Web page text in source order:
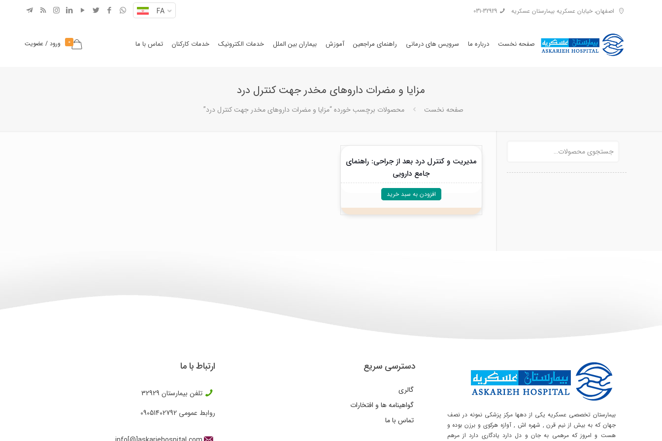
اصفهان، خیابان عسکریه بیمارستان عسکریه 031-32929
FA
صفحه نخست درباره ما سرویس های درمانی راهنمای مراجعین آموزش بیماران بین الملل خدمات الکترونیک خدمات کارکنان تماس با ما 0 ورود / عضویت
مزایا و مضرات داروهای مخدر جهت کنترل درد
صفحه نخست محصولات برچسب خورده “مزایا و مضرات داروهای مخدر جهت کنترل درد”
مدیریت و کنترل درد بعد از جراحی: راهنمای
جامع دارویی
افزودن به سبد خرید
بیمارستان تخصصی عسکریه یکی از دهها مرکز پزشکی نمونه در نصف
جهان که به بیش از نیم قرن , شهره اش , آوازه هرکوی و برزن بوده و
هست و امروز که مرهمی به جان و دل دارد یادگاری دارد از مرهم
دسترسی سریع
گالری
گواهینامه ها و افتخارات
تماس با ما
ارتباط با ما
تلفن بیمارستان 32929
روابط عمومی09051402792